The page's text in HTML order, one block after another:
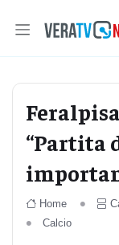
“Partita
Home
Calcio